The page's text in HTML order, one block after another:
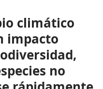
climático
impacto
no